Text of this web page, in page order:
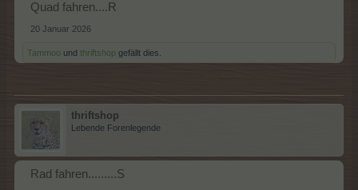
Quad fahren....R
20 Januar 2026
Tammoo und thriftshop gefällt dies.
thriftshop
Lebende Forenlegende
Rad fahren.........S